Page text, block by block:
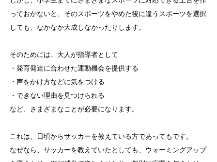
っておかないと、そのスポーツをやめた後に違うスポーツを選択
しても、なかなか大成しなかったりします。
そのためには、大人が指導者として
・発育発達に合わせた運動機会を提供する
・声をかけ方などに気をつける
・できない理由を見つけられる
など、さまざまなことが必要になります。
これは、日頃からサッカーを教えている方であってもです。
なぜなら、サッカーを教えていたとしても、ウォーミングアップ